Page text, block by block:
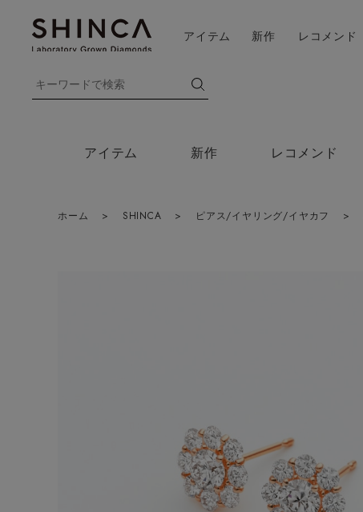
アイテム 新作 レコメンド
アイテム 新作 レコメンド
ホーム > SHINCA > ピアス/イヤリング/イヤカフ >